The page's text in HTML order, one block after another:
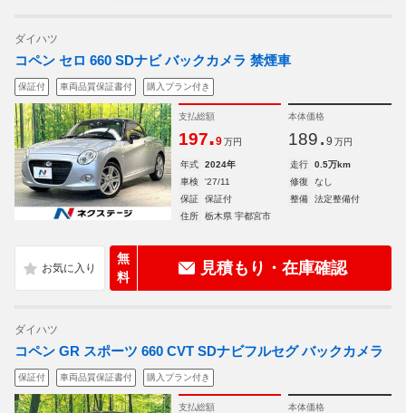
ダイハツ
コペン セロ 660 SDナビ バックカメラ 禁煙車
保証付 車両品質保証書付 購入プラン付き
支払総額
197.9 万円
本体価格
189. 9 万円
年式 2024年 走行
0.5万km
車検
'27/11 修復
なし
保証
保証付 整備
法定整備付
住所
栃木県 宇都宮市
無
料
見積もり・在庫確認
ダイハツ
コペン GR スポーツ 660 CVT SDナビフルセグ バックカメラ
保証付 車両品質保証書付 購入プラン付き
支払総額 本体価格